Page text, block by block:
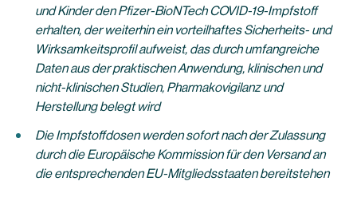
und Kinder den Pfizer-BioNTech COVID-19-Impfstoff
erhalten, der weiterhin ein vorteilhaftes Sicherheits- und
Wirksamkeitsprofil aufweist, das durch umfangreiche
Daten aus der praktischen Anwendung, klinischen und
nicht-klinischen Studien, Pharmakovigilanz und
Herstellung belegt wird
Die Impfstoffdosen werden sofort nach der Zulassung
durch die Europäische Kommission für den Versand an
die entsprechenden EU-Mitgliedsstaaten bereitstehen